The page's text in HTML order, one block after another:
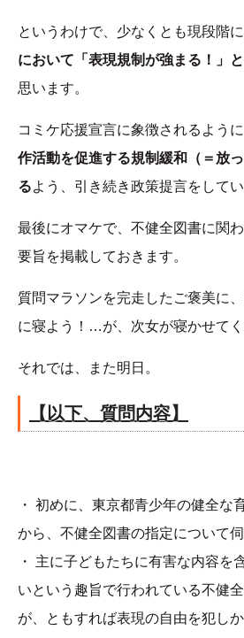
というわけで、少なくとも現段階に
において「表現規制が強まる！」
思います。
コミケ応援宣言に象徴されるよう
作活動を促進する規制緩和（＝放
るよう、引き続き政策提言をして
最後にオマケで、不健全図書に関
要旨を掲載しておきます。
質問マラソンを完走したご褒美に
に寝よう！…が、次女が寝かせてく
それでは、また明日。
【以下、質問内容】
・ 初めに、東京都青少年の健全な
から、不健全図書の指定について伺
・ 主に子どもたちに有害な内容を
いという趣旨で行われている不健
が、ともすれば表現の自由を犯し